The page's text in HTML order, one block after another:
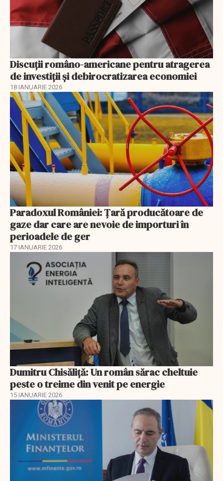
Discuţii româno-americane pentru atragerea
de investiţii şi debirocratizarea economiei
18 IANUARIE 2026
Paradoxul României: Ţară producătoare de
gaze dar care are nevoie de importuri în
perioadele de ger
17 IANUARIE 2026
Dumitru Chisăliţă: Un român sărac cheltuie
peste o treime din venit pe energie
15 IANUARIE 2026